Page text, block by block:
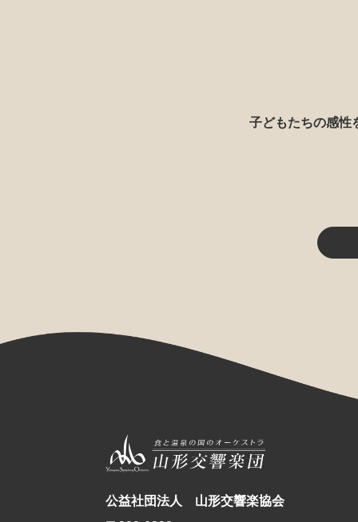
子どもたちの感性
公益社団法人 山形交響楽協会